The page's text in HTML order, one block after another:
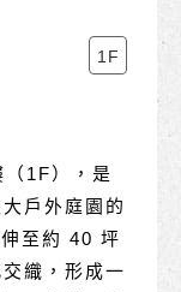
1F
1F），是
戶外庭園的
至約 40 坪
織，形成一